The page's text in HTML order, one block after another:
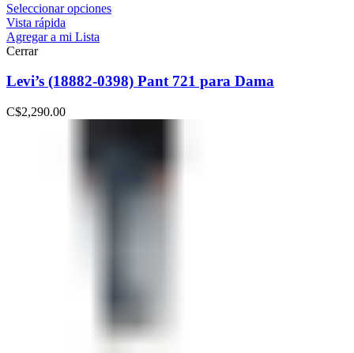
Seleccionar opciones
Vista rápida
Agregar a mi Lista
Cerrar
Levi’s (18882-0398) Pant 721 para Dama
C$2,290.00